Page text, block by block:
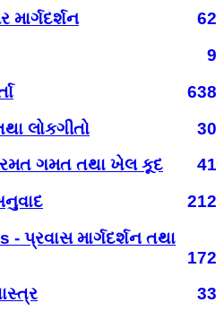
62
9
638
લોકગીતો
30
ગમત તથા ખેલ કૂદ
41
212
પ્રવાસ માર્ગદર્શન તથા
172
33